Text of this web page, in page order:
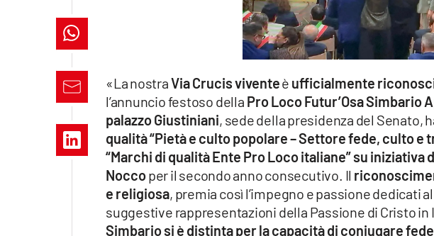
Vai
«La nostraVia Crucis viventeè ufficialmente
l’annuncio festoso della Pro Loco Futur’Osa Simbario
palazzo Giustiniani, sede della presidenza del Senato,
qualità “Pietà e culto popolare – Settore fede, culto e
“Marchi di qualità Ente Pro Loco italiane” su iniziativa
Noccoper il secondo anno consecutivo. Il
e religiosa, premia così l’impegno e passione dedicati
suggestive rappresentazioni della Passione di Cristo in
Simbario si è distinta per la capacità di coniugare